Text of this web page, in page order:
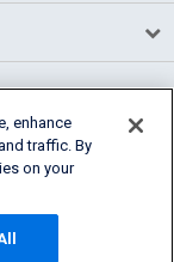
enhance
traffic. By
on your